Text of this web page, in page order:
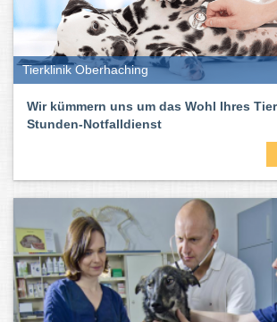
Tierklinik Oberhaching
Wir kümmern uns um das Wohl Ihres
Stunden-Notfalldienst